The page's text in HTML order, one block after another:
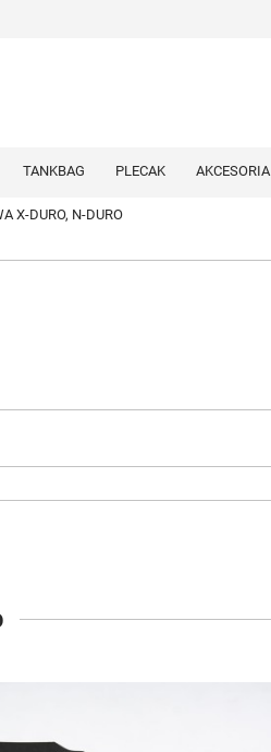
TANKBAG PLECAK AKCESORIA
X-DURO, N-DURO